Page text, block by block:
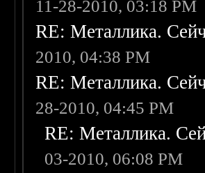
11-28-2010, 03:18 PM
RE: Металлика.
2010, 04:38 PM
RE: Металлика.
28-2010, 04:45 PM
RE: Металлика.
03-2010, 06:08 PM